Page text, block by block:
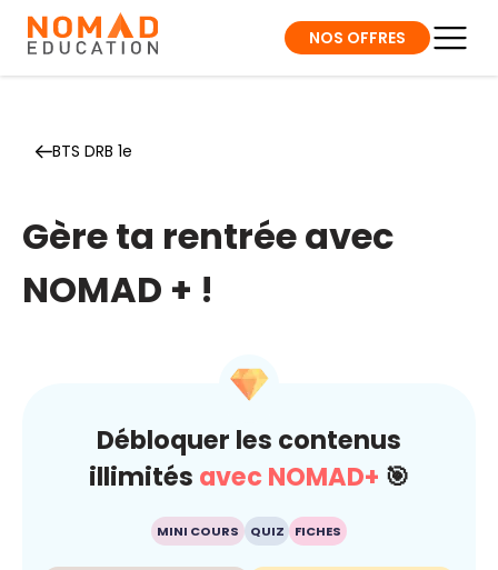
NOS OFFRES
BTS DRB 1e
Gère ta rentrée avec
NOMAD + !
Débloquer les contenus
illimités avec NOMAD+ 🎯
MINI COURS QUIZ FICHES